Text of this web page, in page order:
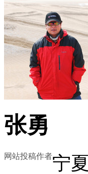
张勇
网站投稿作者宁